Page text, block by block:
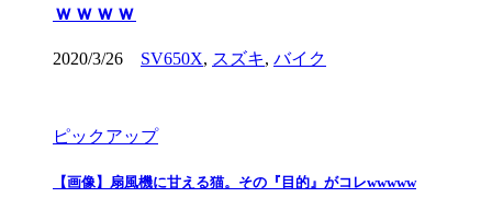
ｗｗｗｗ
2020/3/26 SV650X, スズキ, バイク
ピックアップ
【画像】扇風機に甘える猫。その『目的』がコレwwwww